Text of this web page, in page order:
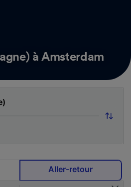
à Amsterdam
Aller-retour